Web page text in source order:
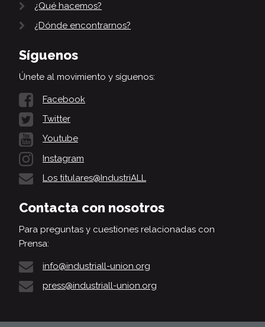
¿Qué hacemos?
¿Dónde encontrarnos?
Síguenos
Únete al movimiento y síguenos:
Facebook
Twitter
Youtube
Instagram
Los titulares@IndustriALL
Contacta con nosotros
Para preguntas y cuestiones relacionadas con
Prensa:
info@industriall-union.org
press@industriall-union.org